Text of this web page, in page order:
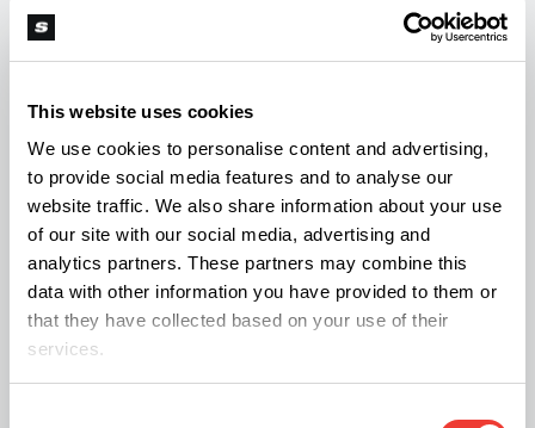
This website uses cookies
We use cookies to personalise content and advertising,
to provide social media features and to analyse our
website traffic. We also share information about your use
of our site with our social media, advertising and
analytics partners. These partners may combine this
data with other information you have provided to them or
that they have collected based on your use of their
services.
Las leyes que rigen en estos países no tienen en
En África también existen restricciones fuertes en
cuanto a la posesión de cannabis. En Marruecos
el Código Penal establece penas para los delitos
relacionados con las drogas de hasta 30 años de
prisión y multas de hasta 60.000 euros. En